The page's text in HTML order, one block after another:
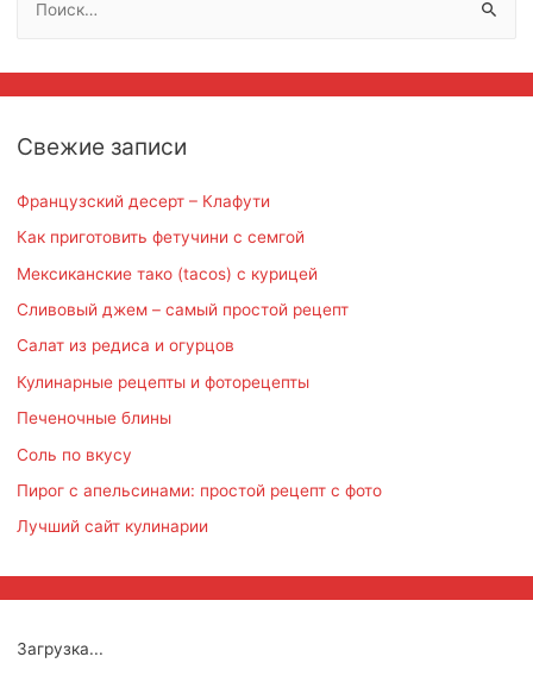
:Свежие записи
Французский десерт – Клафути
Как приготовить фетучини с семгой
Мексиканские тако (tacos) с курицей
Сливовый джем – самый простой рецепт
Салат из редиса и огурцов
Кулинарные рецепты и фоторецепты
Печеночные блины
Соль по вкусу
Пирог с апельсинами: простой рецепт с фото
Лучший сайт кулинарии
Загрузка...